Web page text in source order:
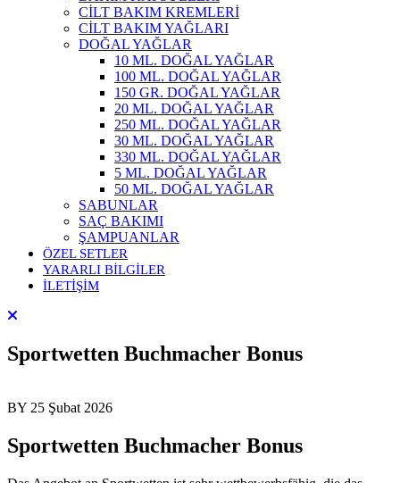
CİLT BAKIM KREMLERİ
CİLT BAKIM YAĞLARI
DOĞAL YAĞLAR
10 ML. DOĞAL YAĞLAR
100 ML. DOĞAL YAĞLAR
150 GR. DOĞAL YAĞLAR
20 ML. DOĞAL YAĞLAR
250 ML. DOĞAL YAĞLAR
30 ML. DOĞAL YAĞLAR
330 ML. DOĞAL YAĞLAR
5 ML. DOĞAL YAĞLAR
50 ML. DOĞAL YAĞLAR
SABUNLAR
SAÇ BAKIMI
ŞAMPUANLAR
ÖZEL SETLER
YARARLI BİLGİLER
İLETİŞİM
Sportwetten Buchmacher Bonus
BY 25 Şubat 2026
Sportwetten Buchmacher Bonus